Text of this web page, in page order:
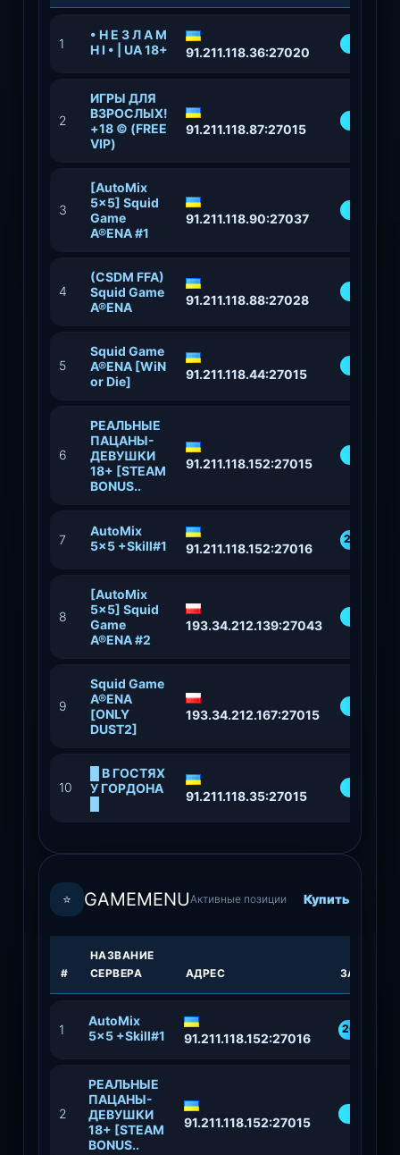
1
• Н Е З Л А М
Н І • | UA 18+
91.211.118.36:27020
2
​ИГРЫ ДЛЯ
ВЗРОСЛЫХ!
+18 © (FREE
VIP)
91.211.118.87:27015
3
[AutoMix
5x5] Squid
Game
A®ENA #1
91.211.118.90:27037
4
(CSDM FFA)
Squid Game
A®ENA
91.211.118.88:27028
5
Squid Game
A®ENA [WiN
or Die]
91.211.118.44:27015
6
РЕАЛЬНЫЕ
ПАЦАНЫ-
ДЕВУШКИ
18+ [STEAM
BONUS..
91.211.118.152:27015
7
AutoMix
5x5 +Skill#1
91.211.118.152:27016
20
8
[AutoMix
5x5] Squid
Game
A®ENA #2
193.34.212.139:27043
9
Squid Game
A®ENA
[ONLY
DUST2]
193.34.212.167:27015
10
█ В ГОСТЯХ
У ГОРДОНА
91.211.118.35:27015
⭐ GAMEMENUАктивные позиции Купить
#
НАЗВАНИЕ
СЕРВЕРА
АДРЕС
1
AutoMix
5x5 +Skill#1
91.211.118.152:27016
20
2
РЕАЛЬНЫЕ
ПАЦАНЫ-
ДЕВУШКИ
18+ [STEAM
BONUS..
91.211.118.152:27015